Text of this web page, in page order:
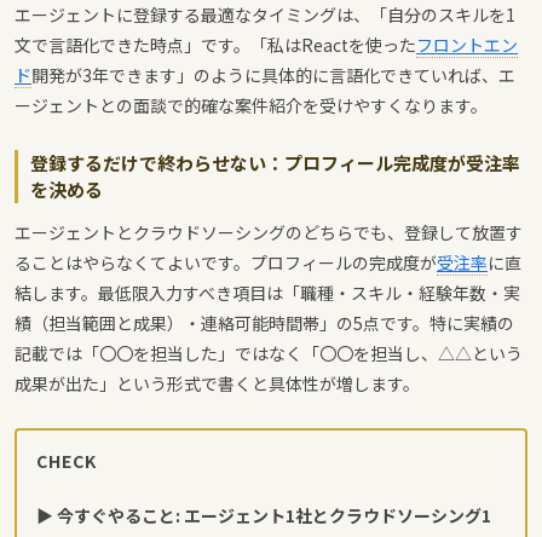
エージェントに登録する最適なタイミングは、「自分のスキルを1
文で言語化できた時点」です。「私はReactを使ったフロントエン
ド開発が3年できます」のように具体的に言語化できていれば、エ
ージェントとの面談で的確な案件紹介を受けやすくなります。
登録するだけで終わらせない：プロフィール完成度が受注率
を決める
エージェントとクラウドソーシングのどちらでも、登録して放置す
ることはやらなくてよいです。プロフィールの完成度が受注率に直
結します。最低限入力すべき項目は「職種・スキル・経験年数・実
績（担当範囲と成果）・連絡可能時間帯」の5点です。特に実績の
記載では「〇〇を担当した」ではなく「〇〇を担当し、△△という
成果が出た」という形式で書くと具体性が増します。
CHECK
▶ 今すぐやること: エージェント1社とクラウドソーシング1